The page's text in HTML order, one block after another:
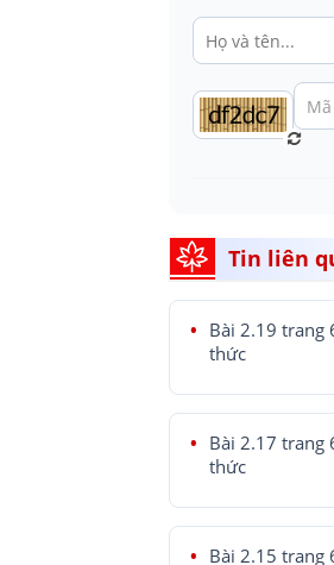
Tin liên
Bài 2.19 trang
thức
Bài 2.17 trang
thức
Bài 2.15 trang